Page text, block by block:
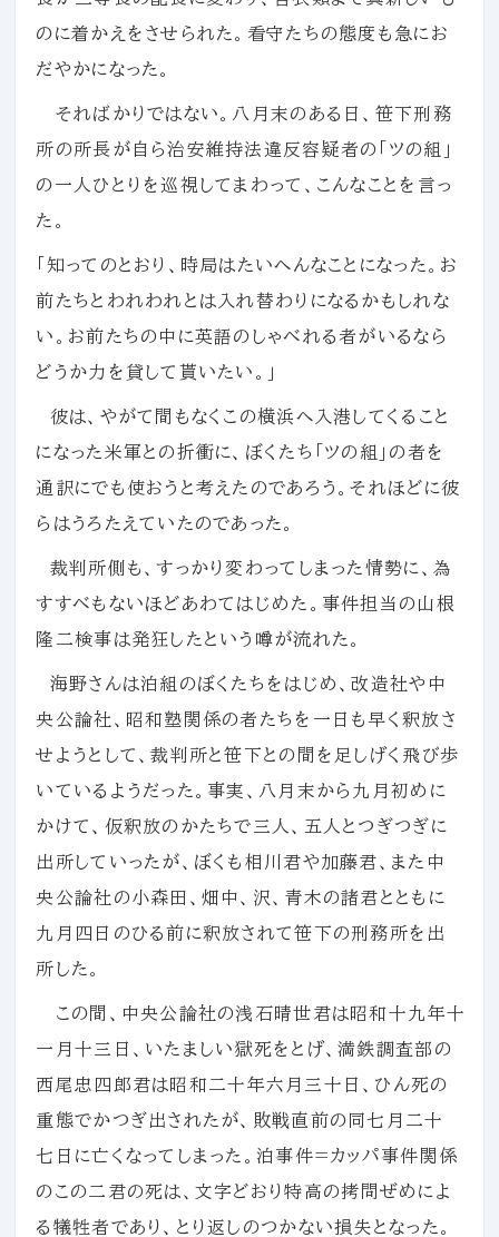
のに着かえをさせられた。看守たちの態度も急にお
だやかになった。
そればかりではない。八月末のある日、笹下刑務
所の所長が自ら治安維持法違反容疑者の「ツの組」
の一人ひとりを巡視してまわって、こんなことを言っ
た。
「知ってのとおり、時局はたいへんなことになった。お
前たちとわれわれとは入れ替わりになるかもしれな
い。お前たちの中に英語のしゃべれる者がいるなら
どうか力を貸して貰いたい。」
彼は、やがて間もなくこの横浜へ入港してくること
になった米軍との折衝に、ぼくたち「ツの組」の者を
通訳にでも使おうと考えたのであろう。それほどに彼
らはうろたえていたのであった。
裁判所側も、すっかり変わってしまった情勢に、為
すすべもないほどあわてはじめた。事件担当の山根
隆二検事は発狂したという噂が流れた。
海野さんは泊組のぼくたちをはじめ、改造社や中
央公論社、昭和塾関係の者たちを一日も早く釈放さ
せようとして、裁判所と笹下との間を足しげく飛び歩
いているようだった。事実、八月末から九月初めに
かけて、仮釈放のかたちで三人、五人とつぎつぎに
出所していったが、ぼくも相川君や加藤君、また中
央公論社の小森田、畑中、沢、青木の諸君とともに
九月四日のひる前に釈放されて笹下の刑務所を出
所した。
この間、中央公論社の浅石晴世君は昭和十九年十
一月十三日、いたましい獄死をとげ、満鉄調査部の
西尾忠四郎君は昭和二十年六月三十日、ひん死の
重態でかつぎ出されたが、敗戦直前の同七月二十
七日に亡くなってしまった。泊事件=カッパ事件関係
のこの二君の死は、文字どおり特高の拷問ぜめによ
る犠牲者であり、とり返しのつかない損失となった。